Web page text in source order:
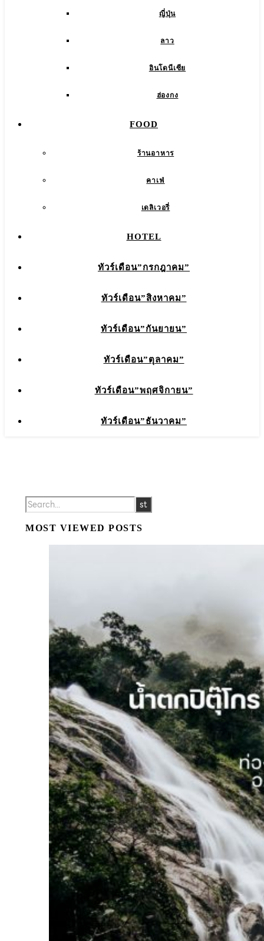
ญี่ปุ่น
ลาว
อินโดนีเซีย
ฮ่องกง
FOOD
ร้านอาหาร
คาเฟ่
เดลิเวอรี่
HOTEL
ทัวร์เดือน”กรกฎาคม”
ทัวร์เดือน”สิงหาคม”
ทัวร์เดือน”กันยายน”
ทัวร์เดือน”ตุลาคม”
ทัวร์เดือน”พฤศจิกายน”
ทัวร์เดือน”ธันวาคม”
MOST VIEWED POSTS